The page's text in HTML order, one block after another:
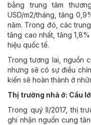
bằng trung tâm
USD/m2/tháng, tăng
năm. Trong đó, các
tăng cao nhất, tăng
hiệu quốc tế.
Trong tương lai, nguồn
nhưng sẽ có sự điều
kiến sẽ hoàn thành ở
Thị trường nhà ở: Cầu
Trong quý II/2017, thị
ghi nhận nguồn cung